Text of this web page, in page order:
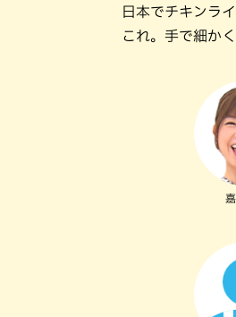
日本でチキンラ
これ。手で細か